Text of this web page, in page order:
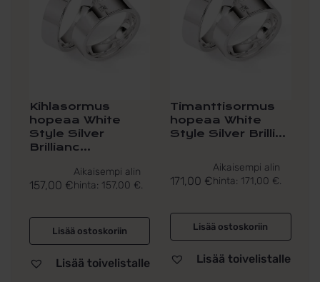
Kihlasormus
hopeaa White
Style Silver
Brillianc...
157,00 €
Aikaisempi alin
hinta: 157,00 €.
Lisää ostoskoriin
Lisää toivelistalle
Timanttisormus
hopeaa White
Style Silver Brilli...
171,00 €
Aikaisempi alin
hinta: 171,00 €.
Lisää ostoskoriin
Lisää toivelistalle